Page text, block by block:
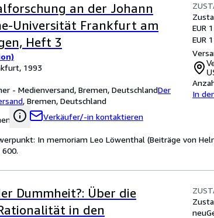
an der Johann
Universität Frankfurt am
Heft 3
1993
- Medienversand, Bremen, DeutschlandDer
, Bremen, Deutschland
Verkäufer/-in kontaktieren
EUR
EUR
In
In memoriam Leo Löwenthal (Beiträge von
Dummheit?: Über die
in den
neu